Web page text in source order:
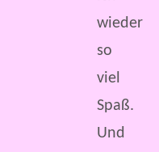
wieder
so
viel
Spaß.
Und